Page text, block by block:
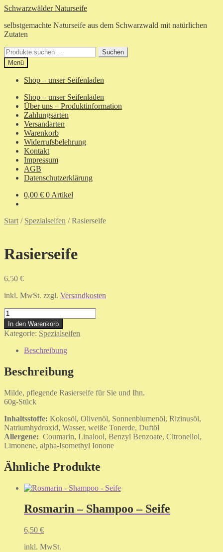
Zur
springen
Zum
springen
Schwarzwälder Naturseife
selbstgemachte Naturseife aus dem Schwarzwald mit natürlichen
Zutaten
Suchen
nach:
Suchen
Menü
Shop – unser Seifenladen
Shop – unser Seifenladen
Über uns – Produktinformation
Zahlungsarten
Versandarten
Warenkorb
Widerrufsbelehrung
Kontakt
Impressum
AGB
Datenschutzerklärung
0,00 € 0 Artikel
Start / Spezialseifen /Rasierseife
Rasierseife
6,50 €
inkl. MwSt. zzgl. Versandkosten
Rasierseife
Menge
In den Warenkorb
Kategorie: Spezialseifen
Beschreibung
Beschreibung
Milde, pflegende Rasierseife für Sie und Ihn.
60g-Stück
Inhaltsstoffe: Kokosöl, Olivenöl, Sonnenblumenöl, Rizinusöl,
Natriumhydroxid, Wasser, weiße Tonerde, Duftöl
Allergene: Coumarin, Linalool, Benzyl Benzoate, Citronellol,
Limonene, alpha-Isomethyl Ionone
Ähnliche Produkte
Rosmarin – Shampoo – Seife
6,50 €
inkl. MwSt.